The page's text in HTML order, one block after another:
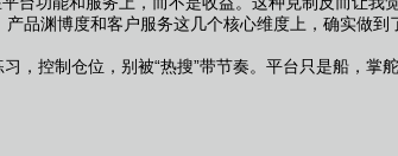
品渊博度和客户服务这几个核心维度上，确实做
控制仓位，别被“热搜”带节奏。平台只是船，掌